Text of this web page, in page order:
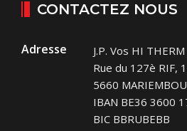
CONTACTEZ NOUS
Adresse
J.P. Vos HI
Rue du 127è RIF,
5660
IBAN BE36 3600
BIC BBRUBEBB